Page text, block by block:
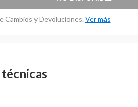
Cambios y Devoluciones. Ver más